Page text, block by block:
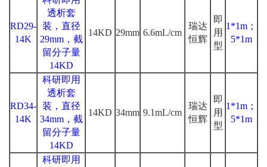
RD29-
14K
透析套
装，直径
29mm，截
留分子量
14KD
14KD 29mm 6.6mL/cm
瑞达
恒辉
即
用
型
1*1m；
5*1m
RD34-
14K
科研即用
透析套
装，直径
34mm，截
留分子量
14KD
14KD 34mm 9.1mL/cm
瑞达
恒辉
即
用
型
1*1m；
5*1m
科研即用